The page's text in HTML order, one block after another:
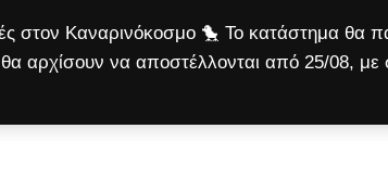
στον Καναρινόκοσμο 🐤 Το κατάστημα θα
θα αρχίσουν να αποστέλλονται από 25/08,